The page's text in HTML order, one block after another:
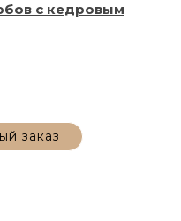
с кедровым
заказ